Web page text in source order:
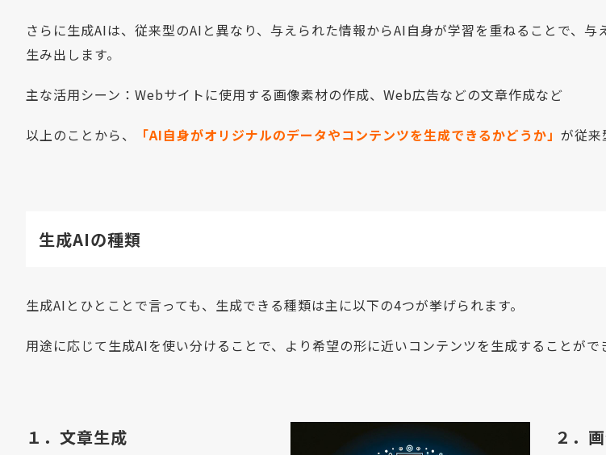
さらに生成AIは、従来型のAIと異なり、与えられた情報からAI自身が学習を重ねることで、
生み出します。
主な活用シーン：Webサイトに使用する画像素材の作成、Web広告などの文章作成など
以上のことから、 「AI自身がオリジナルのデータやコンテンツを生成できるかどうか」 が従来
生成AIの種類
生成AIとひとことで言っても、生成できる種類は主に以下の4つが挙げられます。
用途に応じて生成AIを使い分けることで、より希望の形に近いコンテンツを生成することがで
１．文章生成 ２．